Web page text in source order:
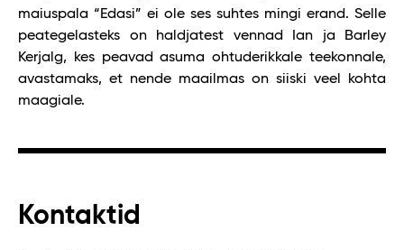
maiuspala “Edasi” ei ole ses suhtes mingi erand. Selle
peategelasteks on haldjatest vennad Ian ja Barley
Kerjalg, kes peavad asuma ohtuderikkale teekonnale,
avastamaks, et nende maailmas on siiski veel kohta
maagiale.
Kontaktid